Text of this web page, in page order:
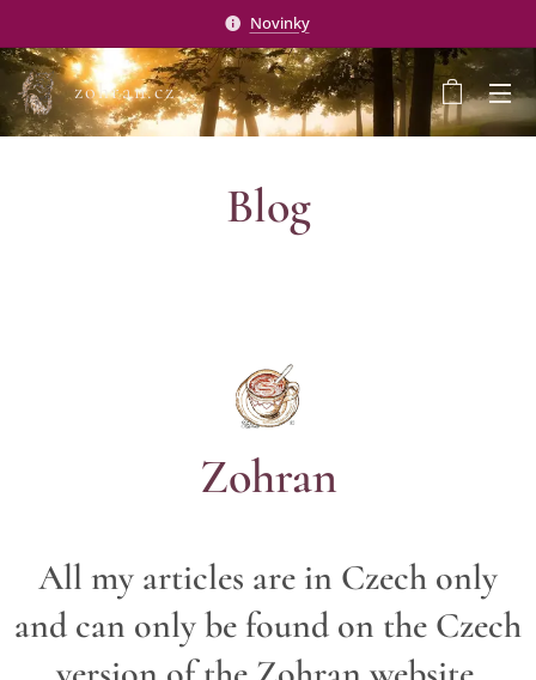
Novinky
zohran.cz
Blog
Zohran
All my articles are in Czech only
and can only be found on the Czech